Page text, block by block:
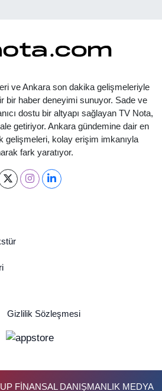
ve Ankara son dakika gelişmeleriyle
bir haber deneyimi sunuyor. Sade ve
dostu bir altyapı sağlayan TV Nota,
getiriyor. Ankara gündemine dair en
gelişmeleri, kolay erişim imkanıyla
fark yaratıyor.
Gizlilik Sözleşmesi
FİNANSAL DANIŞMANLIK MEDYA